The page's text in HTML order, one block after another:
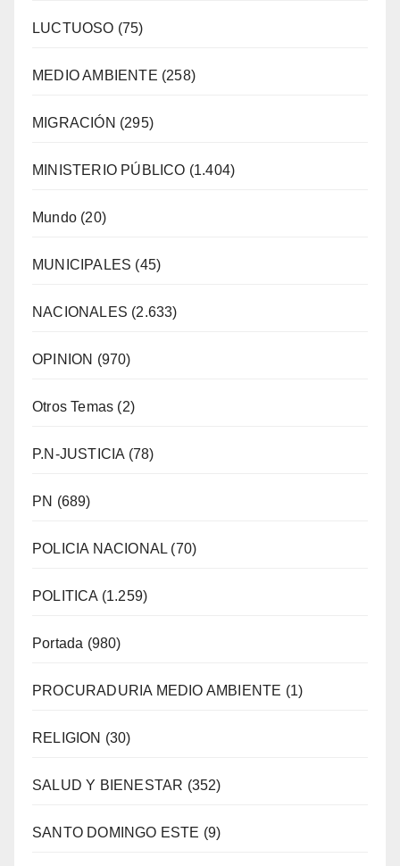
LUCTUOSO (75)
MEDIO AMBIENTE (258)
MIGRACIÓN (295)
MINISTERIO PÚBLICO (1.404)
Mundo (20)
MUNICIPALES (45)
NACIONALES (2.633)
OPINION (970)
Otros Temas (2)
P.N-JUSTICIA (78)
PN (689)
POLICIA NACIONAL (70)
POLITICA (1.259)
Portada (980)
PROCURADURIA MEDIO AMBIENTE (1)
RELIGION (30)
SALUD Y BIENESTAR (352)
SANTO DOMINGO ESTE (9)